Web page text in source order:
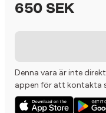
650 SEK
Denna vara är inte
appen för att kontakta